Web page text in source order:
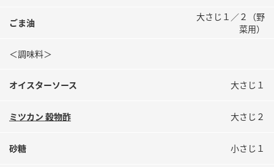
ごま油
大さじ１／２（野
菜用）
＜調味料＞
オイスターソース 大さじ１
ミツカン 穀物酢 大さじ２
砂糖 小さじ１